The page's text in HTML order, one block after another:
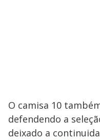
O camisa 10
defendendo a
deixado a